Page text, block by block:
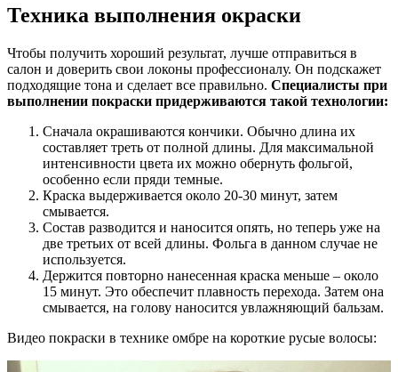
Техника выполнения окраски
Чтобы получить хороший результат, лучше отправиться в
салон и доверить свои локоны профессионалу. Он подскажет
подходящие тона и сделает все правильно. Специалисты при
выполнении покраски придерживаются такой технологии:
Сначала окрашиваются кончики. Обычно длина их
составляет треть от полной длины. Для максимальной
интенсивности цвета их можно обернуть фольгой,
особенно если пряди темные.
Краска выдерживается около 20-30 минут, затем
смывается.
Состав разводится и наносится опять, но теперь уже на
две третьих от всей длины. Фольга в данном случае не
используется.
Держится повторно нанесенная краска меньше – около
15 минут. Это обеспечит плавность перехода. Затем она
смывается, на голову наносится увлажняющий бальзам.
Видео покраски в технике омбре на короткие русые волосы: